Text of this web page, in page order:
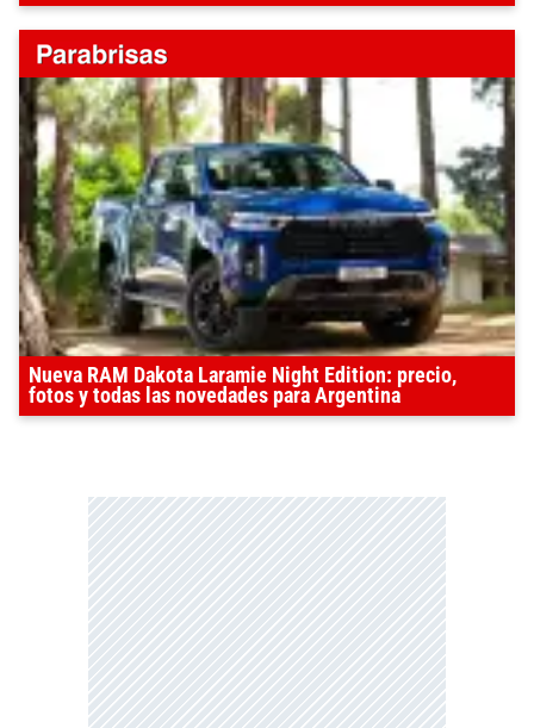
Nueva RAM Dakota Laramie Night Edition: precio,
fotos y todas las novedades para Argentina